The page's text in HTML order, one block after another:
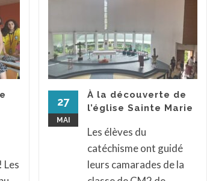
Les
27
MAI
À la découverte de
l’église Sainte Marie
Les élèves du
catéchisme ont guidé
leurs camarades de la